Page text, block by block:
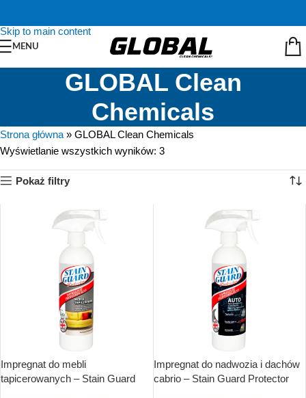
Skip to main content
MENU
GLOBAL Clean
Chemicals
Strona główna » GLOBAL Clean Chemicals
Wyświetlanie wszystkich wyników: 3
Pokaż filtry
Impregnat do mebli
tapicerowanych – Stain Guard
Impregnat do nadwozia i dachów
cabrio – Stain Guard Protector